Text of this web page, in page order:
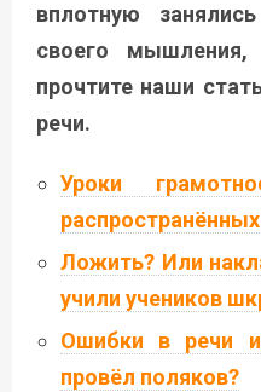
вплотную
своего мышления,
прочтите наши
речи.
Уроки
Ложить? Или
учили учеников
Ошибки в речи
провёл поляков?